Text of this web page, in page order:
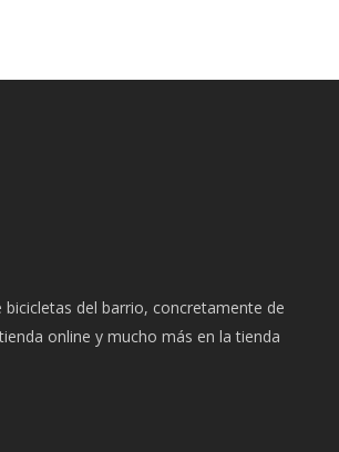
bicicletas del barrio, concretamente de
online y mucho más en la tienda